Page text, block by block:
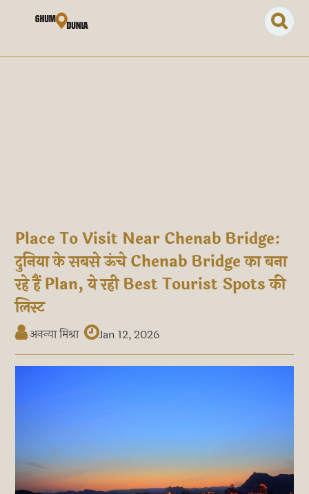
Place To Visit Near Chenab Bridge:
दुनिया के सबसे ऊंचे Chenab Bridge का बना
रहे हैं Plan, ये रही Best Tourist Spots की
लिस्ट
अनन्या मिश्रा Jan 12, 2026